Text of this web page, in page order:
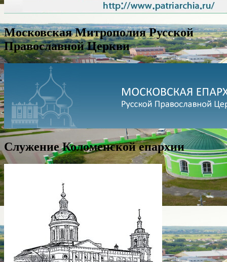
Московская Митрополия Русской
Православной Церкви
Служение Коломенской епархии